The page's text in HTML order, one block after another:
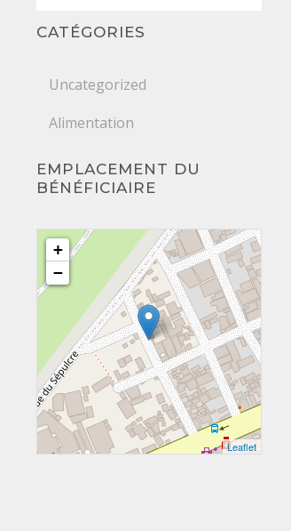
CATÉGORIES
Uncategorized
Alimentation
EMPLACEMENT DU
BÉNÉFICIAIRE
+
−
Leaflet